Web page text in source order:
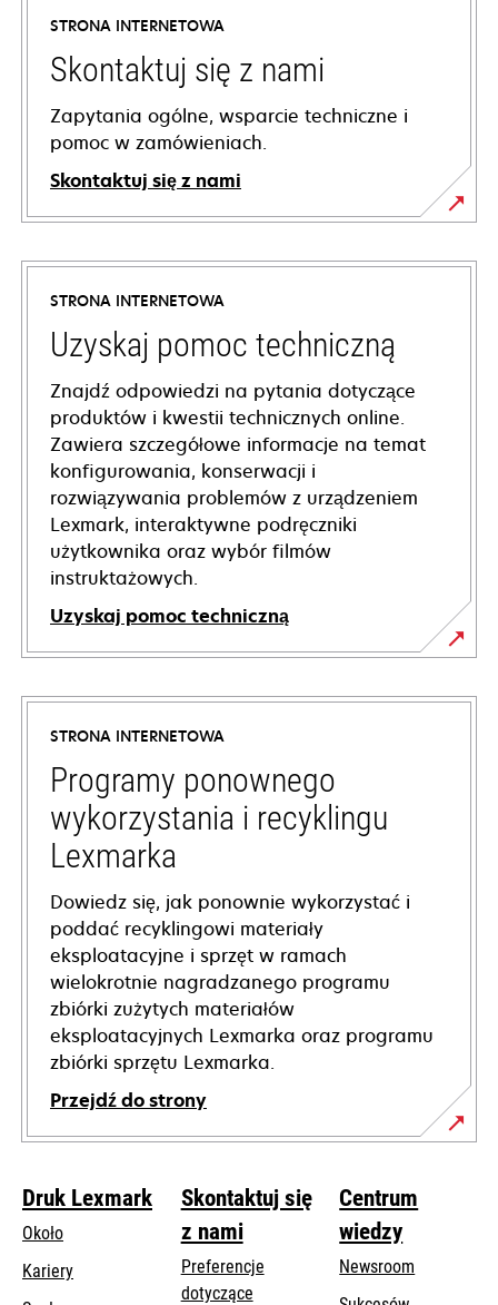
STRONA INTERNETOWA
Skontaktuj się z nami
Zapytania ogólne, wsparcie techniczne i
pomoc w zamówieniach.
Skontaktuj się z nami
STRONA INTERNETOWA
Uzyskaj pomoc techniczną
Znajdź odpowiedzi na pytania dotyczące
produktów i kwestii technicznych online.
Zawiera szczegółowe informacje na temat
konfigurowania, konserwacji i
rozwiązywania problemów z urządzeniem
Lexmark, interaktywne podręczniki
użytkownika oraz wybór filmów
instruktażowych.
Uzyskaj pomoc techniczną
opens
in
new
tab
STRONA INTERNETOWA
Programy ponownego
wykorzystania i recyklingu
Lexmarka
Dowiedz się, jak ponownie wykorzystać i
poddać recyklingowi materiały
eksploatacyjne i sprzęt w ramach
wielokrotnie nagradzanego programu
zbiórki zużytych materiałów
eksploatacyjnych Lexmarka oraz programu
zbiórki sprzętu Lexmarka.
Przejdź do strony
Druk Lexmark
Około
Kariery
Skontaktuj się
z nami
Preferencje
dotyczące
Centrum
wiedzy
Newsroom